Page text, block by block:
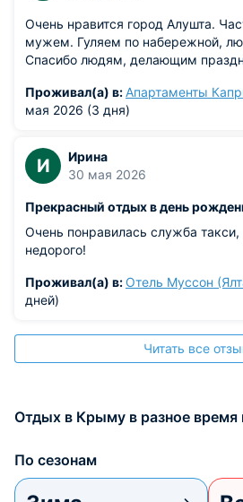
Очень нравится город Алушта.
мужем. Гуляем по набережной,
Спасибо людям, делающим
Проживал(а) в:Апартаменты
мая 2026 (3 дня)
И
Ирина
30 мая 2026
Прекрасный отдых в день
Очень понравилась служба такси,
недорого!
Проживал(а) в: Отель Муссон
дней)
Читать все
Отдых в Крыму в разное время
По сезонам